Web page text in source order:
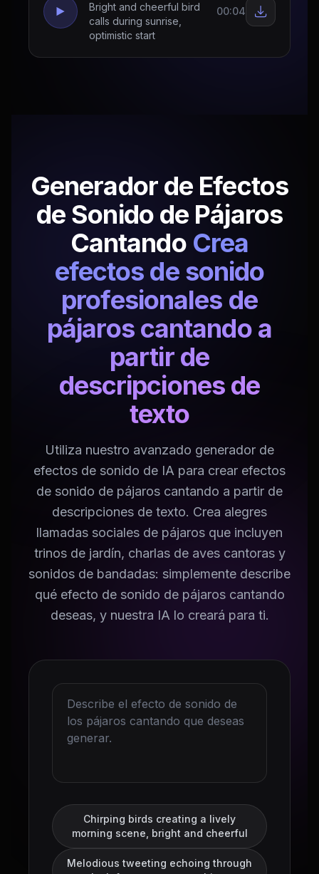
Bright and cheerful bird
calls during sunrise,
optimistic start
00:04
Generador de Efectos
de Sonido de Pájaros
Cantando Crea
efectos de sonido
profesionales de
pájaros cantando a
partir de
descripciones de
texto
Utiliza nuestro avanzado generador de
efectos de sonido de IA para crear efectos
de sonido de pájaros cantando a partir de
descripciones de texto. Crea alegres
llamadas sociales de pájaros que incluyen
trinos de jardín, charlas de aves cantoras y
sonidos de bandadas: simplemente describe
qué efecto de sonido de pájaros cantando
deseas, y nuestra IA lo creará para ti.
Chirping birds creating a lively
morning scene, bright and cheerful
Melodious tweeting echoing through